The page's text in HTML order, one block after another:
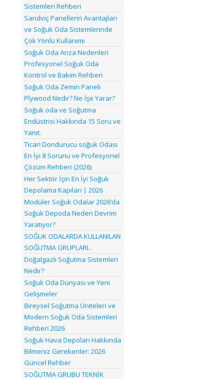
Sistemleri Rehberi
Sandviç Panellerin Avantajları
ve Soğuk Oda Sistemlerinde
Çok Yönlü Kullanımı
Soğuk Oda Arıza Nedenleri
Profesyonel Soğuk Oda
Kontrol ve Bakım Rehberi
Soğuk Oda Zemin Paneli
Plywood Nedir? Ne İşe Yarar?
Soğuk oda ve Soğutma
Endüstrisi Hakkında 15 Soru ve
Yanıt.
Ticari Dondurucu soğuk Odası
En İyi 8 Sorunu ve Profesyonel
Çözüm Rehberi (2026)
Her Sektör İçin En İyi Soğuk
Depolama Kapıları | 2026
Modüler Soğuk Odalar 2026’da
Soğuk Depoda Neden Devrim
Yaratıyor?
SOĞUK ODALARDA KULLANILAN
SOĞUTMA GRUPLARI..
Doğalgazlı Soğutma Sistemleri
Nedir?
Soğuk Oda Dünyası ve Yeni
Gelişmeler
Bireysel Soğutma Üniteleri ve
Modern Soğuk Oda Sistemleri
Rehberi 2026
Soğuk Hava Depoları Hakkında
Bilmeniz Gerekenler: 2026
Güncel Rehber
SOĞUTMA GRUBU TEKNİK